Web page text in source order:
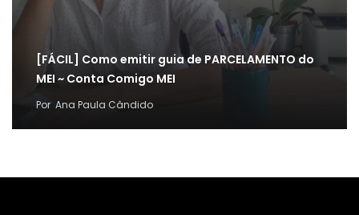
[FÁCIL] Como emitir guia de PARCELAMENTO do
MEI ~ Conta Comigo MEI
Por Ana Paula Cândido